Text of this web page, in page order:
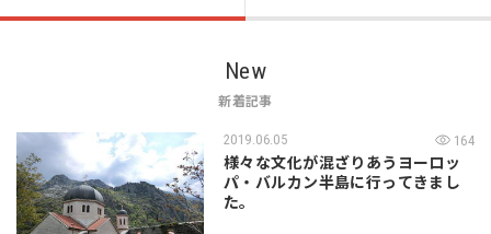
New
新着記事
2019.06.05 164
様々な文化が混ざりあうヨーロッ
パ・バルカン半島に行ってきまし
た。